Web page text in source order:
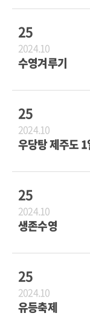
25
2024.10
수영겨루기
25
2024.10
우당탕 제주도
25
2024.10
생존수영
25
2024.10
유등축제